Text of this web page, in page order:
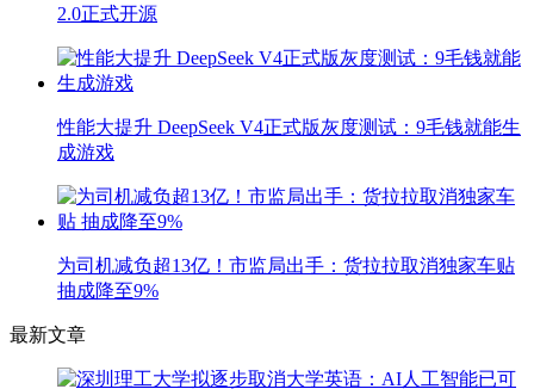
2.0正式开源
性能大提升 DeepSeek V4正式版灰度测试：9毛钱就能生
成游戏
为司机减负超13亿！市监局出手：货拉拉取消独家车贴
抽成降至9%
最新文章